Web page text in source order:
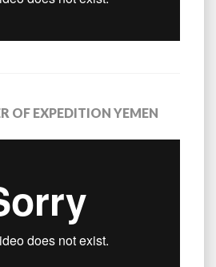
OF EXPEDITION YEMEN